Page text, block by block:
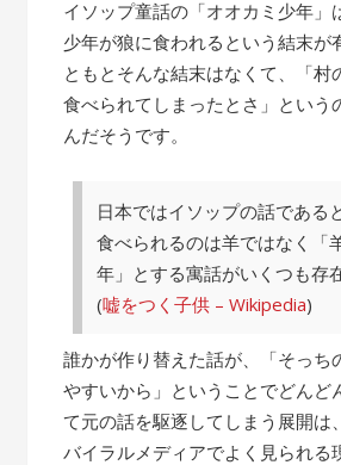
話”
イソップ童話の「オオカミ少年」
少年が狼に食われるという結末が
ともとそんな結末はなくて、「村
食べられてしまったとさ」という
んだそうです。
日本ではイソップの話である
食べられるのは羊ではなく「
年」とする寓話がいくつも存
(嘘をつく子供 – Wikipedia)
誰かが作り替えた話が、「そっち
やすいから」ということでどんど
て元の話を駆逐してしまう展開は
バイラルメディアでよく見られる